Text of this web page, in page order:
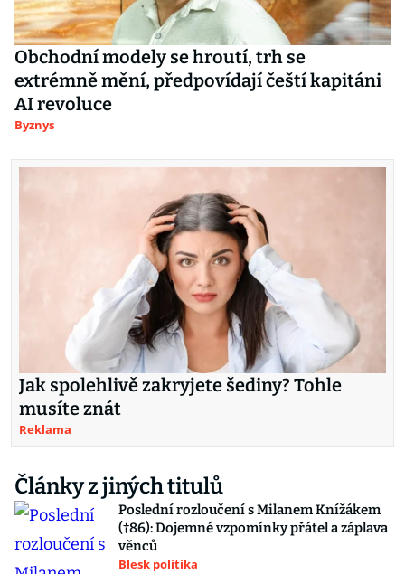
Obchodní modely se hroutí, trh se
extrémně mění, předpovídají čeští kapitáni
AI revoluce
Byznys
Jak spolehlivě zakryjete šediny? Tohle
musíte znát
Reklama
Články z jiných titulů
Poslední rozloučení s Milanem Knížákem
(†86): Dojemné vzpomínky přátel a záplava
věnců
Blesk politika